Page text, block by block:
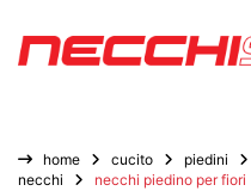
home cucito piedini
necchi
necchi piedino per fiori